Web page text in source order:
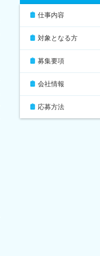
仕事内容
対象となる方
募集要項
会社情報
応募方法